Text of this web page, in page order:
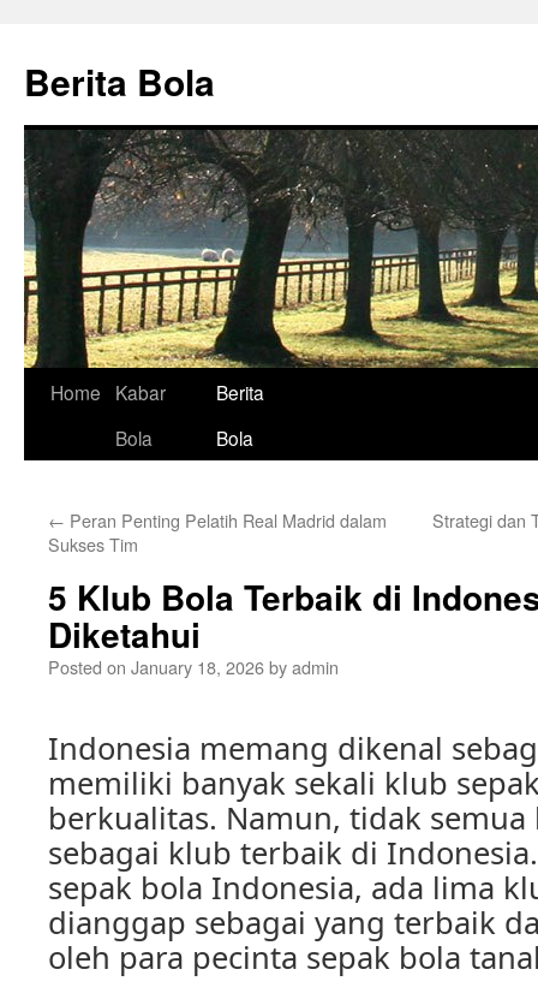
content
Berita Bola
Home
Kabar
Bola
Berita
Bola
← Peran Penting Pelatih Real Madrid dalam
Sukses Tim
Strategi dan
5 Klub Bola Terbaik di
Diketahui
Posted on January 18, 2026byadmin
Indonesia memang dikenal
memiliki banyak sekali klub
berkualitas. Namun, tidak
sebagai klub terbaik di
sepak bola Indonesia, ada lima
dianggap sebagai yang terbaik
oleh para pecinta sepak bola